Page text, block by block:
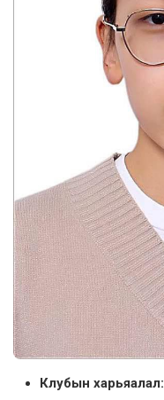
Клубын харьяалал: